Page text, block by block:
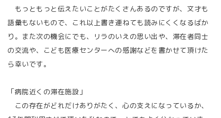
もっともっと伝えたいことがたくさんあるのですが、文才も
語彙もないもので、これ以上書き連ねても読みにくくなるばか
り。また次の機会にでも、リラのいえの思い出や、滞在者同士
の交流や、こども医療センターへの感謝などを書かせて頂けた
ら幸いです。
「病院近くの滞在施設」
この存在がどれだけありがたく、心の支えになっているか、